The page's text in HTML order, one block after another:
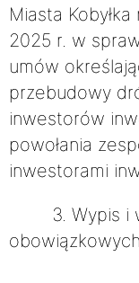
Miasta
2025 r. w
umów
przebudowy
inwestorów
powołania
inwestorami
3. Wypis i